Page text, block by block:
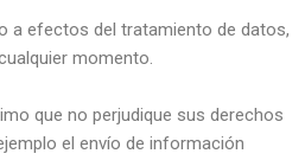
a efectos del tratamiento de datos,
momento.
que no perjudique sus derechos
el envío de información